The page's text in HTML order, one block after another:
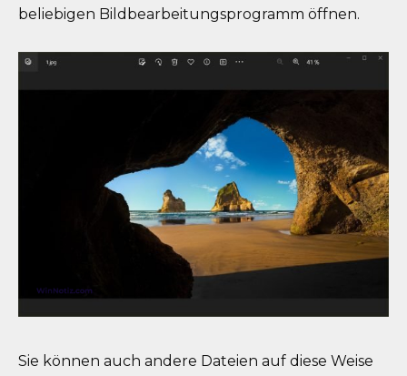
beliebigen Bildbearbeitungsprogramm öffnen.
Sie können auch andere Dateien auf diese Weise